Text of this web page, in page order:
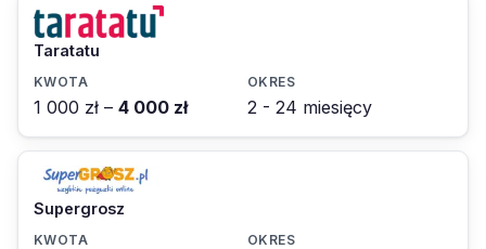
Taratatu
1 000 zł – 4 000 zł 2 - 24 miesięcy
Supergrosz